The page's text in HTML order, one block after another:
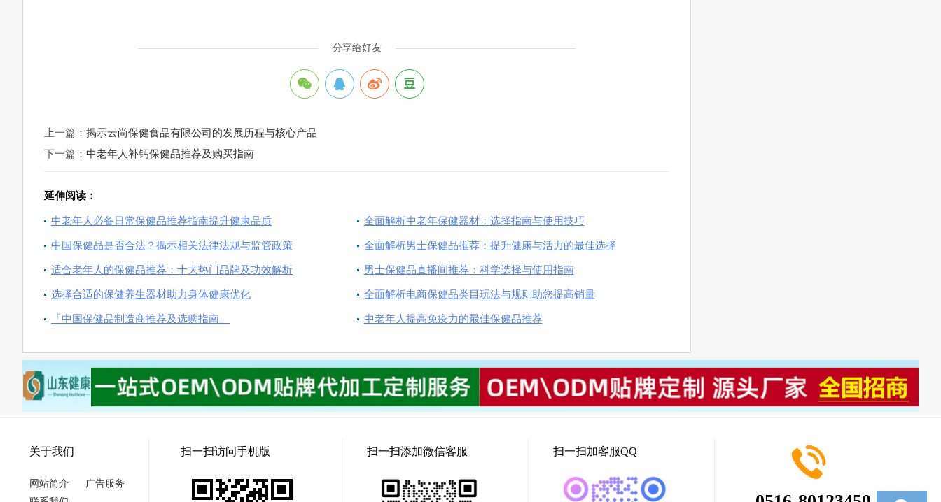
分享给好友
上一篇： 揭示云尚保健食品有限公司的发展历程与核心产品
下一篇： 中老年人补钙保健品推荐及购买指南
延伸阅读：
中老年人必备日常保健品推荐指南提升健康品质 全面解析中老年保健器材：选择指南与使用技巧
中国保健品是否合法？揭示相关法律法规与监管政策 全面解析男士保健品推荐：提升健康与活力的最佳选择
适合老年人的保健品推荐：十大热门品牌及功效解析 男士保健品直播间推荐：科学选择与使用指南
选择合适的保健养生器材助力身体健康优化 全面解析电商保健品类目玩法与规则助您提高销量
「中国保健品制造商推荐及选购指南」 中老年人提高免疫力的最佳保健品推荐
关于我们
网站简介
广告服务
扫一扫访问手机版 扫一扫添加微信客服 扫一扫加客服QQ